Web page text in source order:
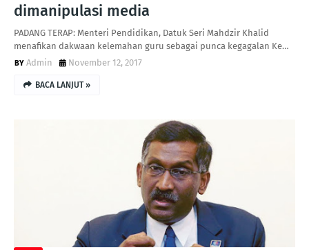
dimanipulasi media
PADANG TERAP: Menteri Pendidikan, Datuk Seri Mahdzir Khalid
menafikan dakwaan kelemahan guru sebagai punca kegagalan Ke…
Admin
November 12, 2017
BACA LANJUT »